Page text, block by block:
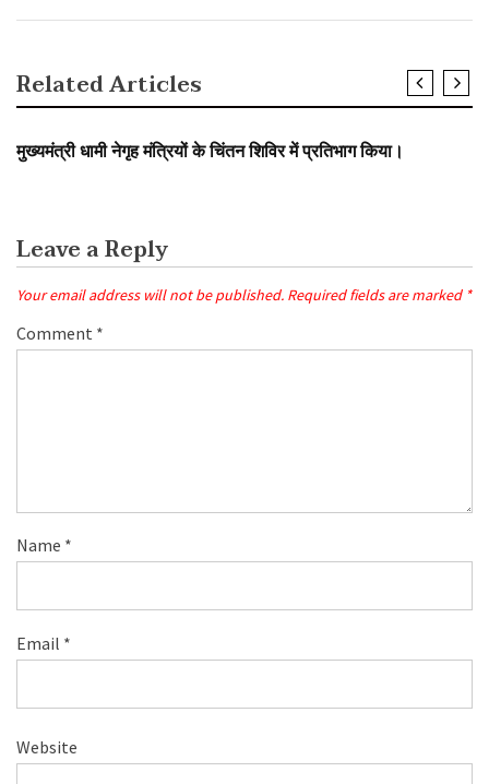
Related Articles
मुख्यमंत्री धामी नेगृह मंत्रियों के चिंतन शिविर में प्रतिभाग किया।
Leave a Reply
Your email address will not be published. Required fields are marked *
Comment *
Name *
Email *
Website